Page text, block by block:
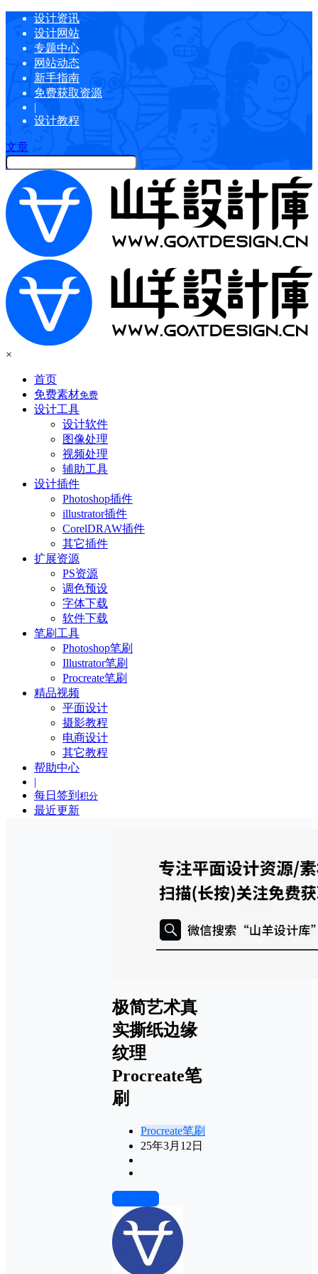
设计资讯
设计网站
专题中心
网站动态
新手指南
免费获取资源
|
设计教程
文章
×
首页
免费素材免费
设计工具
设计软件
图像处理
视频处理
辅助工具
设计插件
Photoshop插件
illustrator插件
CorelDRAW插件
其它插件
扩展资源
PS资源
调色预设
字体下载
软件下载
笔刷工具
Photoshop笔刷
Illustrator笔刷
Procreate笔刷
精品视频
平面设计
摄影教程
电商设计
其它教程
帮助中心
|
每日签到 积分
最近更新
极简艺术真
实撕纸边缘
纹理
Procreate笔
刷
Procreate笔刷
25年3月12日